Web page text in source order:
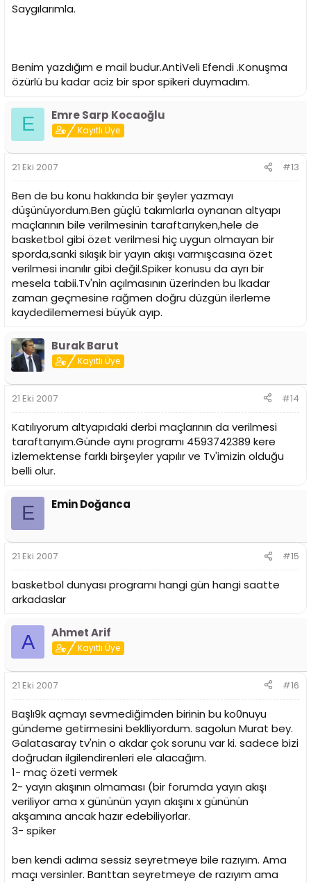
Saygılarımla.
Benim yazdığım e mail budur.AntiVeli Efendi .Konuşma
özürlü bu kadar aciz bir spor spikeri duymadım.
E Emre Sarp Kocaoğlu
Kayıtlı Üye
21 Eki 2007 #13
Ben de bu konu hakkında bir şeyler yazmayı
düşünüyordum.Ben güçlü takımlarla oynanan altyapı
maçlarının bile verilmesinin taraftarıyken,hele de
basketbol gibi özet verilmesi hiç uygun olmayan bir
sporda,sanki sıkışık bir yayın akışı varmışcasına özet
verilmesi inanılır gibi değil.Spiker konusu da ayrı bir
mesela tabii.Tv'nin açılmasının üzerinden bu lkadar
zaman geçmesine rağmen doğru düzgün ilerleme
kaydedilememesi büyük ayıp.
Burak Barut
Kayıtlı Üye
21 Eki 2007 #14
Katılıyorum altyapıdaki derbi maçlarının da verilmesi
taraftarıyım.Günde aynı programı 4593742389 kere
izlemektense farklı birşeyler yapılır ve Tv'imizin olduğu
belli olur.
E Emin Doğanca
21 Eki 2007 #15
basketbol dunyası programı hangi gün hangi saatte
arkadaslar
A Ahmet Arif
Kayıtlı Üye
21 Eki 2007 #16
Başlı9k açmayı sevmediğimden birinin bu ko0nuyu
gündeme getirmesini beklliyordum. sagolun Murat bey.
Galatasaray tv'nin o akdar çok sorunu var ki. sadece bizi
doğrudan ilgilendirenleri ele alacağım.
1- maç özeti vermek
2- yayın akışının olmaması (bir forumda yayın akışı
veriliyor ama x gününün yayın akışını x gününün
akşamına ancak hazır edebiliyorlar.
3- spiker
ben kendi adıma sessiz seyretmeye bile razıyım. Ama
maçı versinler. Banttan seyretmeye de razıyım ama